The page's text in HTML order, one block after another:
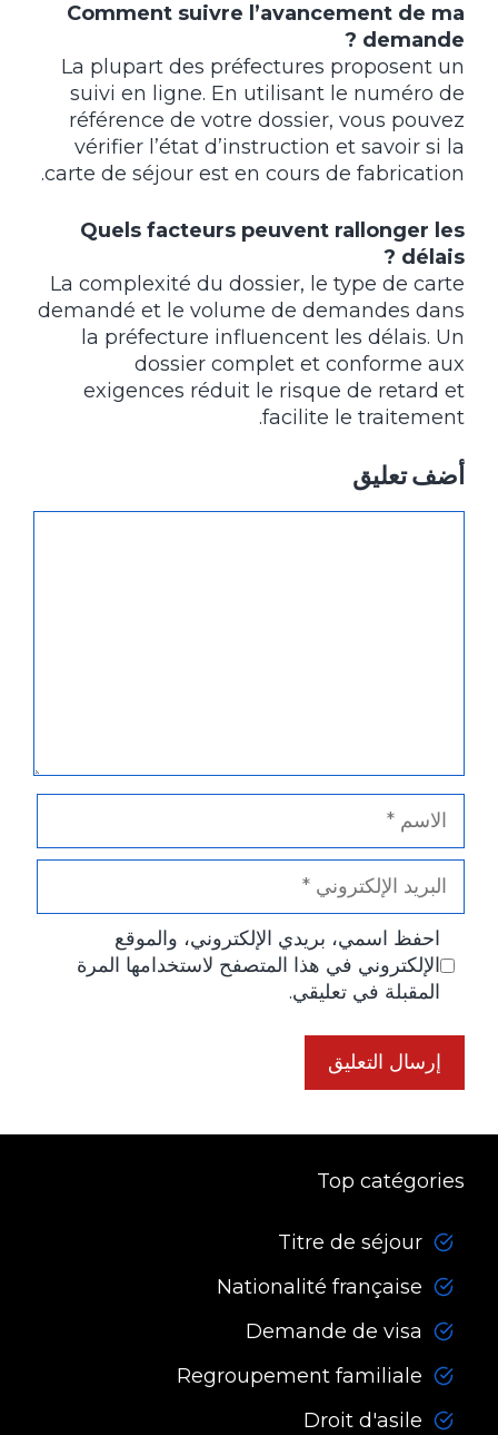
Comment suivre l’avancement de ma
demande ?
La plupart des préfectures proposent un
suivi en ligne. En utilisant le numéro de
référence de votre dossier, vous pouvez
vérifier l’état d’instruction et savoir si la
carte de séjour est en cours de fabrication.
Quels facteurs peuvent rallonger les
délais ?
La complexité du dossier, le type de carte
demandé et le volume de demandes dans
la préfecture influencent les délais. Un
dossier complet et conforme aux
exigences réduit le risque de retard et
facilite le traitement.
أضف تعليق
الاسم
البريد
الإلكتروني
احفظ اسمي، بريدي الإلكتروني، والموقع
الإلكتروني في هذا المتصفح لاستخدامها المرة
المقبلة في تعليقي.
Top catégories
Titre de séjour
Nationalité française
Demande de visa
Regroupement familiale
Droit d'asile